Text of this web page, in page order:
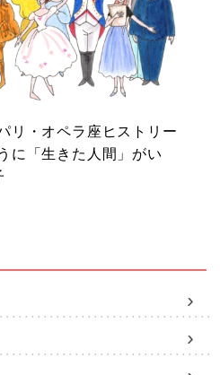
リ・オペラ座ヒストリー
に「生きた人間」がい